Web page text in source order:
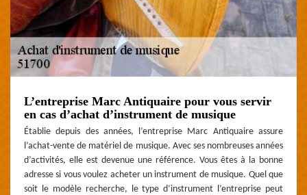
L’entreprise Marc Antiquaire pour vous servir
en cas d’achat d’instrument de musique
Établie depuis des années, l’entreprise Marc Antiquaire assure
l’achat-vente de matériel de musique. Avec ses nombreuses années
d’activités, elle est devenue une référence. Vous êtes à la bonne
adresse si vous voulez acheter un instrument de musique. Quel que
soit le modèle recherche, le type d’instrument l’entreprise peut